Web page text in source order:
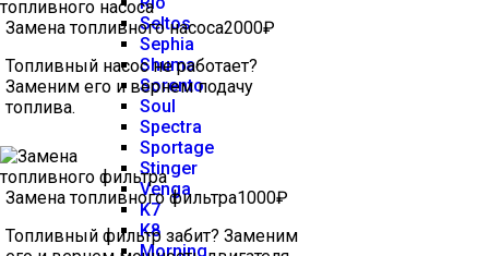
Seltos
Sephia
Shuma
Sorento
Soul
Spectra
Sportage
Stinger
Venga
K7
K8
Morning
Замена топливного насоса2000₽
Топливный насос не работает?
Заменим его и вернем подачу
топлива.
Замена топливного фильтра1000₽
Топливный фильтр забит? Заменим